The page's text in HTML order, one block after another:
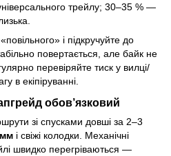
трейлу; 30–35 % —
і підкручуйте до
повертається, але байк не
перевіряйте тиск у вилці/
в екіпіруванні.
обов’язковий
зі спусками довші за 2–3
і свіжі колодки. Механічні
швидко перегріваються —